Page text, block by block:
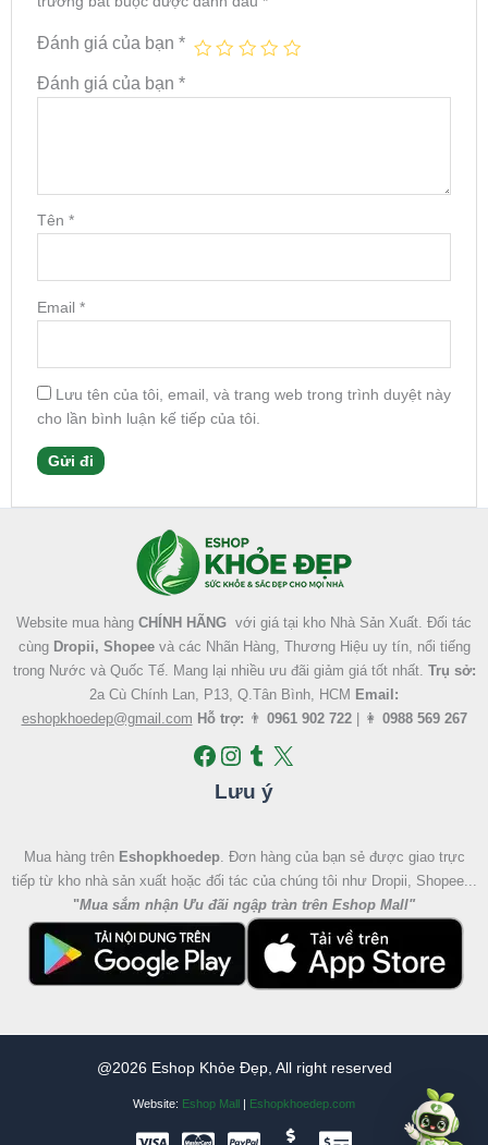
Đánh giá của bạn *
Đánh giá của bạn *
Tên *
Email *
Lưu tên của tôi, email, và trang web trong trình duyệt này
cho lần bình luận kế tiếp của tôi.
Website mua hàng CHÍNH HÃNG với giá tại kho Nhà Sản Xuất. Đối tác
cùng Dropii, Shopeevà các Nhãn Hàng, Thương Hiệu uy tín, nổi tiếng
trong Nước và Quốc Tế. Mang lại nhiều ưu đãi giảm giá tốt nhất. Trụ sở:
2a Cù Chính Lan, P13, Q.Tân Bình, HCM Email:
eshopkhoedep@gmail.com Hỗ trợ: 👨 0961 902 722| 👩 0988 569 267
Lưu ý
Mua hàng trên Eshopkhoedep. Đơn hàng của bạn sẻ được giao trực
tiếp từ kho nhà sản xuất hoặc đối tác của chúng tôi như Dropii, Shopee...
"Mua sắm nhận Ưu đãi ngập tràn trên Eshop Mall"
@2026 Eshop Khỏe Đẹp, All right reserved
Website: Eshop Mall | Eshopkhoedep.com